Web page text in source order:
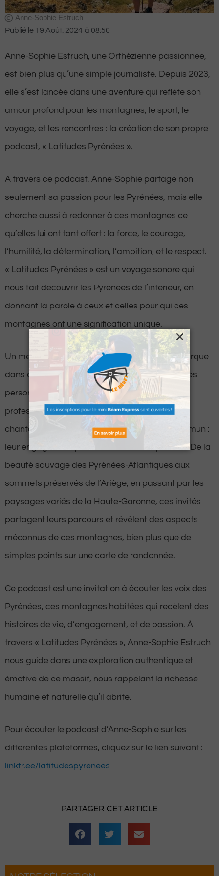
Anne-Sophie Estruch
Publié le 19 Août. 2024 à 08:50
Anne-Sophie Estruch, une Orthézienne passionnée,
est bien plus qu’une simple journaliste. Depuis 2023,
elle s’est lancée dans une aventure qui reflète son
amour profond pour les montagnes, le sport, le
voyage, et les rencontres : la création de son propre
podcast, « Latitudes Pyrénées ».
À travers ce podcast, Anne-Sophie partage non
seulement sa passion pour les Pyrénées, mais elle
cherche aussi à redonner à ces montagnes ce
qu’elles lui ont tant offert : la force, le courage,
l’humilité, la détermination, l’ambition, et le respect.
« Latitudes Pyrénées » est un voyage sonore qui
nous fait découvrir les Pyrénées de l’intérieur, en
donnant la parole à ceux et celles pour qui ces
montagnes ont une signification unique.
Un mercredi sur deux, Anne-Sophie nous embarque
dans des conversations enrichissantes avec des
personnes de tous horizons : sportifs, auteurs,
professionnels de la montagne, restaurateurs,
chanteurs, aventuriers… Tous ont un point commun :
leur engagement profond envers les Pyrénées. De la
beauté sauvage des Pyrénées-Atlantiques aux
sommets préservés de l’Ariège, en passant par les
paysages variés de la Haute-Garonne, ces invités
partagent leurs parcours et révèlent des aspects
méconnus de ces montagnes, bien plus que de
simples points sur une carte de randonnée.
Ce podcast est une invitation à écouter les voix des
Pyrénées, ces montagnes habitées qui recèlent des
histoires de vie, d’engagement, et de passion. À
travers « Latitudes Pyrénées », Anne-Sophie Estruch
nous guide dans une exploration authentique et
émotive de ce massif, nous rappelant la richesse
humaine et naturelle qu’il abrite.
Pour écouter le podcast d’Anne-Sophie sur les
différentes plateformes, cliquez sur le lien suivant :
linktr.ee/latitudespyrenees
PARTAGER CET ARTICLE